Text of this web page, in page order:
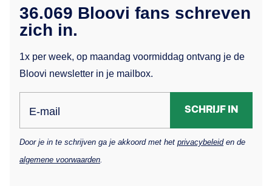
36.069 Bloovi fans schreven
zich in.
1x per week, op maandag voormiddag ontvang je de
Bloovi newsletter in je mailbox.
E-mail SCHRIJF IN
Door je in te schrijven ga je akkoord met het privacybeleiden de
algemene voorwaarden